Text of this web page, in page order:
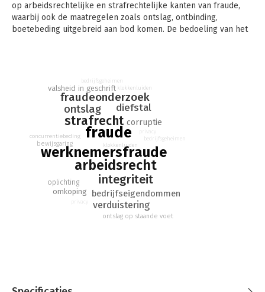
op arbeidsrechtelijke en strafrechtelijke kanten van fraude,
waarbij ook de maatregelen zoals ontslag, ontbinding,
boetebeding uitgebreid aan bod komen. De bedoeling van het
integriteit. De serie gaat uitgebreid in op de vraag hoe fraude
kan worden voorkomen, onderzocht en aangepakt. Hierbij
wordt uitgebreid ingegaan op wetgeving en de uitleg die daar
aan gegeven wordt. Het juridische deel wordt telkens via
meerdere rechtsgebieden in kaart gebracht, om een zo
volledig mogelijk aanpak mogelijk te maken.
fraude
werknemersfraude
arbeidsrecht
strafrecht
integriteit
ontslag
fraudeonderzoek
diefstal
bedrijfseigendommen
verduistering
corruptie
omkoping
oplichting
valsheid in geschrift
ontslag op staande voet
bewijsgaring
concurrentiebeding
bedrijfsgeheimen
privacy
klokkenluiden
bedrijfsgeheimen
privacy
klokkenluiden